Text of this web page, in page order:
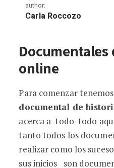
author:
Carla Roccozo
Documentales de
Documentales
online
Para comenzar
documental de
acerca a todo todo
tanto todos los
realizar como los
sus inicios son